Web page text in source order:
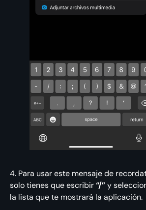
4. Para usar este mensaje de
solo tienes que escribir“/”y
la lista que te mostrará la aplicación.